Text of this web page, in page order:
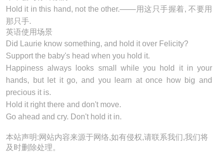
Hold it in this hand, not the other.───用这只手握着, 不要用
那只手.
英语使用场景
Did Laurie know something, and hold it over Felicity?
Support the baby's head when you hold it.
Happiness always looks small while you hold itin your
hands, but let it go, and you learn at once how big and
precious it is.
Hold it right there and don't move.
Go ahead and cry. Don't hold it in.
本站声明:网站内容来源于网络,如有侵权,请联系我们,我们将
及时删除处理。